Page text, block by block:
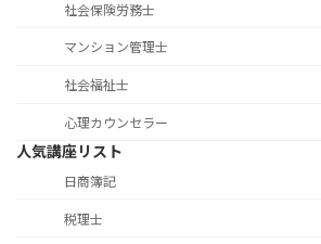
社会保険労務士
マンション管理士
社会福祉士
心理カウンセラー
人気講座リスト
日商簿記
税理士